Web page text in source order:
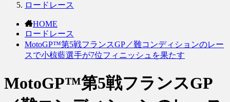
ロードレース
HOME
ロードレース
MotoGP™第5戦フランスGP／難コンディションのレー
スで小椋藍選手が7位フィニッシュを果たす
MotoGP™第5戦フランスGP